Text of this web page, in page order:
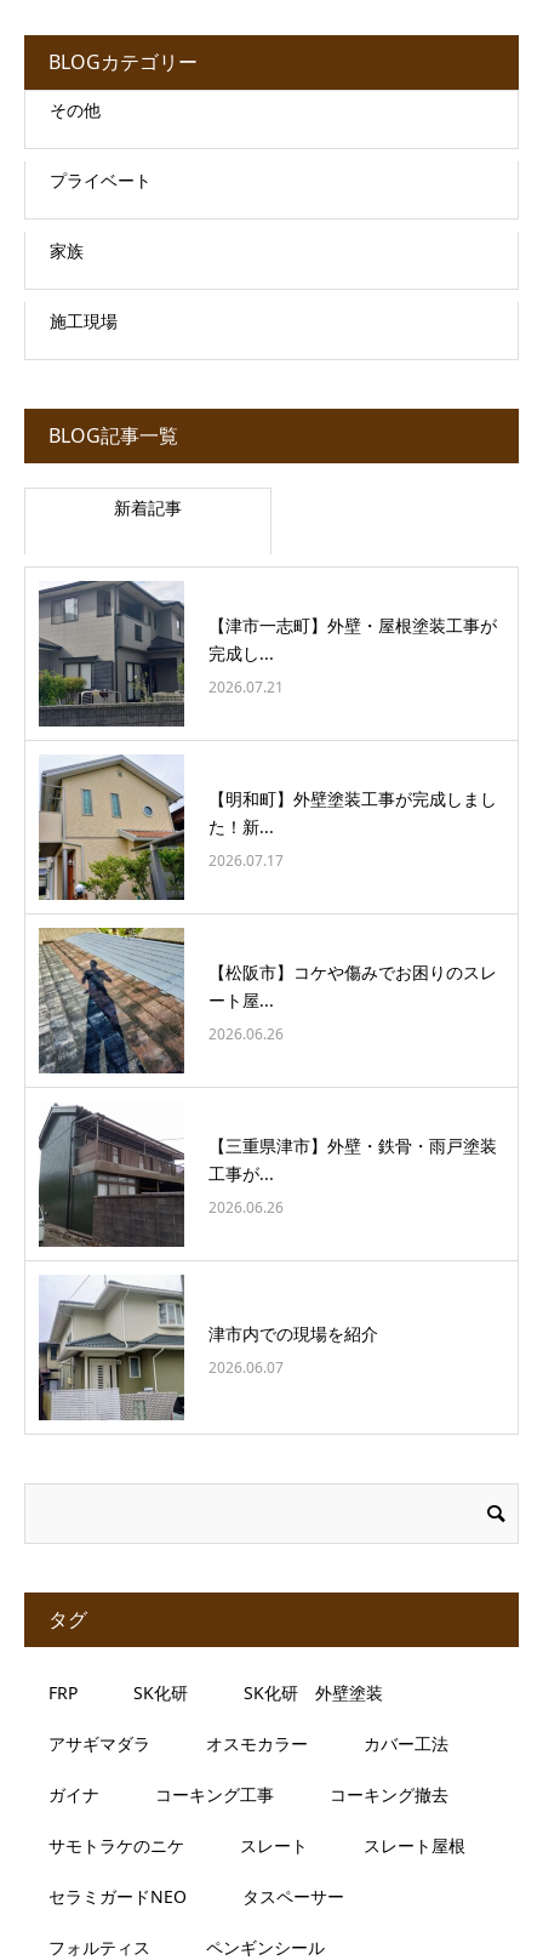
BLOGカテゴリー
その他
プライベート
家族
施工現場
BLOG記事一覧
新着記事
【津市一志町】外壁・屋根塗装工事が
完成し...
2026.07.21
【明和町】外壁塗装工事が完成しまし
た！新...
2026.07.17
【松阪市】コケや傷みでお困りのスレ
ート屋...
2026.06.26
【三重県津市】外壁・鉄骨・雨戸塗装
工事が...
2026.06.26
津市内での現場を紹介
2026.06.07
タグ
FRP SK化研 SK化研 外壁塗装
アサギマダラ オスモカラー カバー工法
ガイナ コーキング工事 コーキング撤去
サモトラケのニケ スレート スレート屋根
セラミガードNEO タスペーサー
フォルティス ペンギンシール